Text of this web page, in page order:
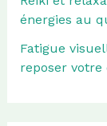
énergies au
Fatigue
reposer votre